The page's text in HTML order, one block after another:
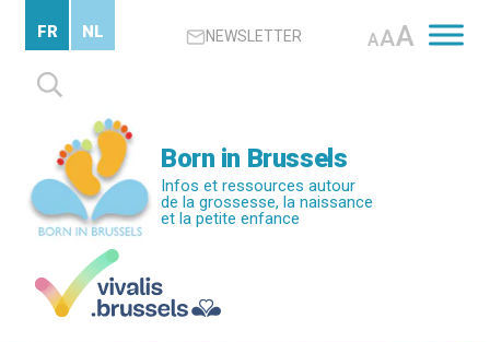
contenu
principal
NEWSLETTER AAA
Rechercher :
FR NL
Born in Brussels
Infos et ressources autour
de la grossesse, la naissance
et la petite enfance